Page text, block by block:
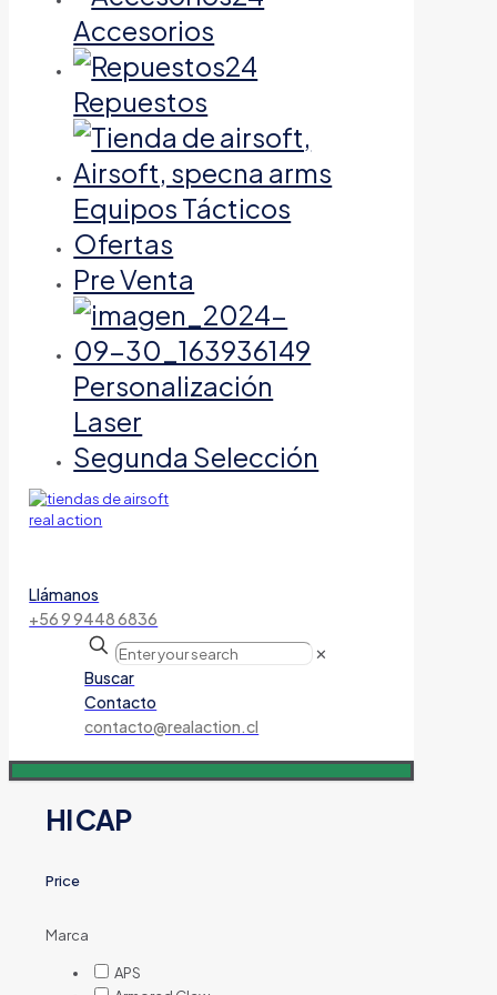
Accesorios
Repuestos
Equipos Tácticos
Ofertas
Pre Venta
Personalización
Laser
Segunda Selección
Llámanos
+56 9 9448 6836
✕
Buscar
Contacto
contacto@realaction.cl
HI CAP
Price
Marca
APS